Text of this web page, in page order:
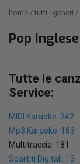
home tutti i generi
Pop Inglese
Tutte le
Service:
MIDI Karaoke: 242
Mp3 Karaoke: 183
Multitraccia: 181
Spartiti Digitali: 13